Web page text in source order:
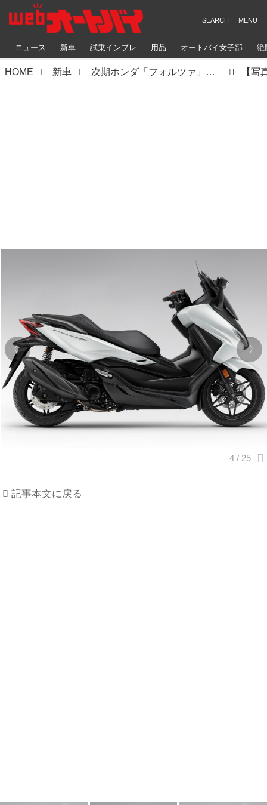
ニュース 新車 試乗インプレ 用品 オートバイ女子部 絶
HOME 新車 次期ホンダ「フォルツァ」にはTFT液晶メーターが搭載される？ 2025年モデルの「フォルツァ350」が欧州で登場！
記事本文に戻る